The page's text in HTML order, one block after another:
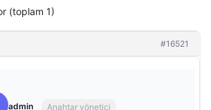
(toplam 1)
#16521
admin Anahtar yönetici